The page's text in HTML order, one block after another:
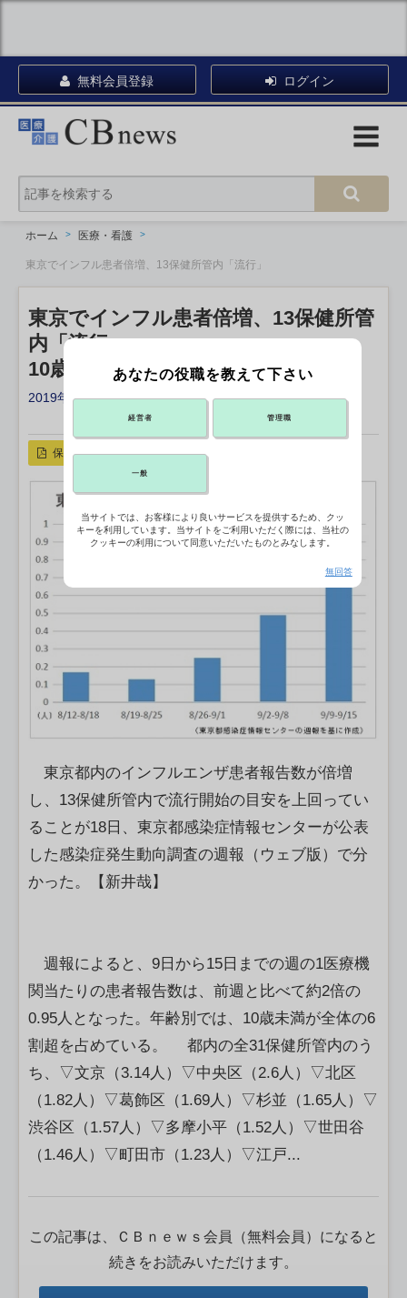
無料会員登録 ログイン
ホーム 医療・看護
東京でインフル患者倍増、13保健所管内「流行」
東京でインフル患者倍増、13保健所管
内「流行」
10歳未満が6割超、学級閉鎖が続出
2019年09月18日 19:20
リンクをコピー X ポスト
保存
東京都内のインフルエンザ患者報告数が倍増
し、13保健所管内で流行開始の目安を上回ってい
ることが18日、東京都感染症情報センターが公表
した感染症発生動向調査の週報（ウェブ版）で分
かった。【新井哉】
週報によると、9日から15日までの週の1医療機
関当たりの患者報告数は、前週と比べて約2倍の
0.95人となった。年齢別では、10歳未満が全体の6
割超を占めている。 都内の全31保健所管内のう
ち、▽文京（3.14人）▽中央区（2.6人）▽北区
（1.82人）▽葛飾区（1.69人）▽杉並（1.65人）▽
渋谷区（1.57人）▽多摩小平（1.52人）▽世田谷
（1.46人）▽町田市（1.23人）▽江戸...
この記事は、ＣＢｎｅｗｓ会員（無料会員）になると
続きをお読みいただけます。
あなたの役職を教えて下さい
経営者 管理職
一般
当サイトでは、お客様により良いサービスを提供するため、クッ
キーを利用しています。当サイトをご利用いただく際には、当社の
クッキーの利用について同意いただいたものとみなします。
無回答